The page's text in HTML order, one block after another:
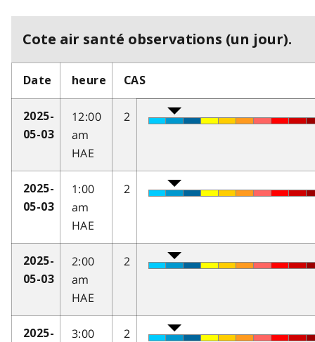
Cote air santé observations (un jour).
Date heure CAS
2025-
05-03
12:00
am
HAE
2
2025-
05-03
1:00
am
HAE
2
2025-
05-03
2:00
am
HAE
2
2025-
3:00
2